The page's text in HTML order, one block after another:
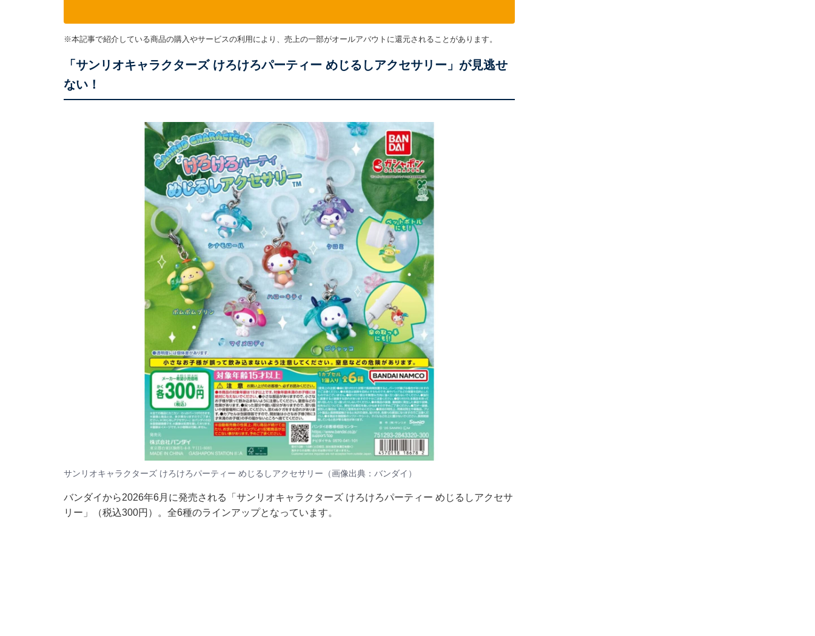
※本記事で紹介している商品の購入やサービスの利用により、売上の一部がオールアバウトに還元されることがあります。
「サンリオキャラクターズ けろけろパーティー めじるしアクセサリー」が見逃せ
ない！
サンリオキャラクターズ けろけろパーティー めじるしアクセサリー（画像出典：バンダイ）
バンダイから2026年6月に発売される「サンリオキャラクターズ けろけろパーティー めじるしアクセサ
リー」（税込300円）。全6種のラインアップとなっています。